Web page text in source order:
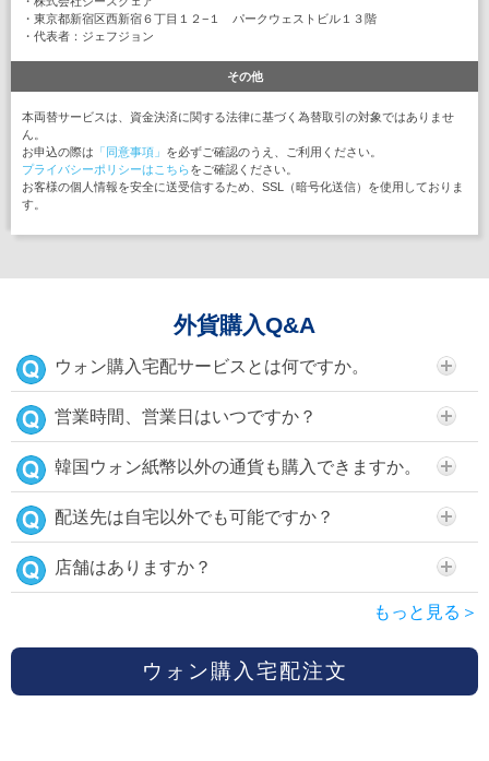
・東京都新宿区西新宿６丁目１２−１ パークウェストビル１３階
・代表者：ジェフジョン
その他
本両替サービスは、資金決済に関する法律に基づく為替取引の対象ではありませ
ん。
お申込の際は 「同意事項」 を必ずご確認のうえ、ご利用ください。
プライバシーポリシーはこちらをご確認ください。
お客様の個人情報を安全に送受信するため、SSL（暗号化送信）を使用しておりま
す。
外貨購入Q&A
ウォン購入宅配サービスとは何ですか。
営業時間、営業日はいつですか？
韓国ウォン紙幣以外の通貨も購入できますか。
配送先は自宅以外でも可能ですか？
店舗はありますか？
もっと見る＞
ウォン購入宅配注文